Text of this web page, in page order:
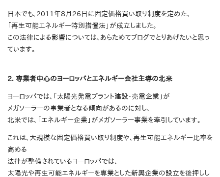
日本でも、2011年8月26日に固定価格買い取り制度を定めた、
「再生可能エネルギー特別措置法」が成立しました。
この法律による影響については、あらためてブログでとりあげたいと思っ
ています。
2. 専業者中心のヨーロッパとエネルギー会社主導の北米
ヨーロッパでは、「太陽光発電プラント建設・売電企業」が
メガソーラーの事業者となる傾向があるのに対し、
北米では、「エネルギー企業」がメガソーラー事業を牽引しています。
これは、大規模な固定価格買い取り制度や、再生可能エネルギー比率を
高める
法律が整備されているヨーロッパでは、
太陽光や再生可能エネルギーを専業とした新興企業の設立を後押しし